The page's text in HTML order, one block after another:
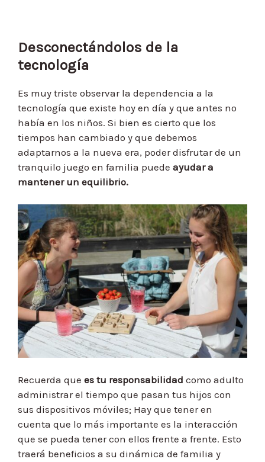
Desconectándolos de la
tecnología
Es muy triste observar la dependencia a la
tecnología que existe hoy en día y que antes no
había en los niños. Si bien es cierto que los
tiempos han cambiado y que debemos
adaptarnos a la nueva era, poder disfrutar de un
tranquilo juego en familia puede ayudar a
mantener un equilibrio.
Recuerda que es tu responsabilidad como adulto
administrar el tiempo que pasan tus hijos con
sus dispositivos móviles; Hay que tener en
cuenta que lo más importante es la interacción
que se pueda tener con ellos frente a frente. Esto
traerá beneficios a su dinámica de familia y